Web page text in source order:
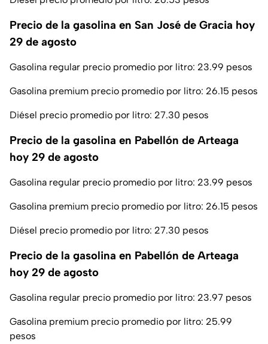
Precio de la gasolina en San José de Gracia hoy
29 de agosto
Gasolina regular precio promedio por litro: 23.99 pesos
Gasolina premium precio promedio por litro: 26.15 pesos
Diésel precio promedio por litro: 27.30 pesos
Precio de la gasolina en Pabellón de Arteaga
hoy 29 de agosto
Gasolina regular precio promedio por litro: 23.99 pesos
Gasolina premium precio promedio por litro: 26.15 pesos
Diésel precio promedio por litro: 27.30 pesos
Precio de la gasolina en Pabellón de Arteaga
hoy 29 de agosto
Gasolina regular precio promedio por litro: 23.97 pesos
Gasolina premium precio promedio por litro: 25.99
pesos